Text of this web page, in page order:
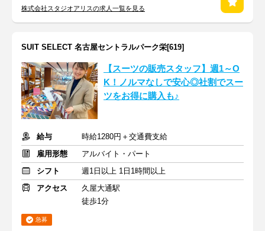
株式会社スタジオアリスの求人一覧を見る
SUIT SELECT 名古屋セントラルパーク栄[619]
【スーツの販売スタッフ】週1～O
K！ノルマなしで安心◎社割でスー
ツをお得に購入も♪
給与
時給1280円＋交通費支給
雇用形態
アルバイト・パート
シフト
週1日以上 1日1時間以上
アクセス
久屋大通駅
徒歩1分
急募